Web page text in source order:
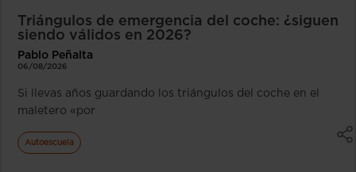
Triángulos de emergencia del coche: ¿siguen
siendo válidos en 2026?
Pablo Peñalta
06/08/2026
Si llevas años guardando los triángulos del coche en el
maletero «por
Autoescuela